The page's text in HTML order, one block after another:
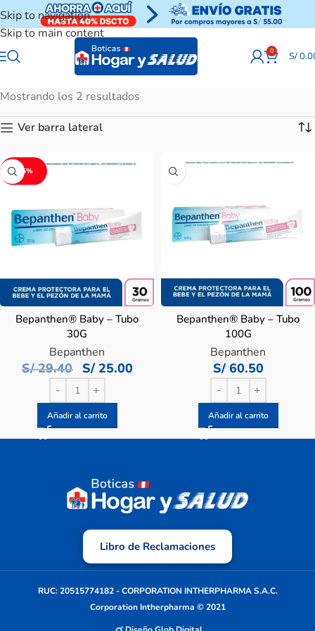
Skip to navigation
Skip to main content
0 S/
Mostrando los 2 resultados
Ver barra lateral
-15%
Bepanthen® Baby – Tubo
30G
Bepanthen
S/29.40 S/25.00
Añadir al carrito
Bepanthen® Baby – Tubo
100G
Bepanthen
S/60.50
Añadir al carrito
Libro de Reclamaciones
RUC: 20515774182 - CORPORATION INTHERPHARMA S.A.C.
Corporation Intherpharma © 2021